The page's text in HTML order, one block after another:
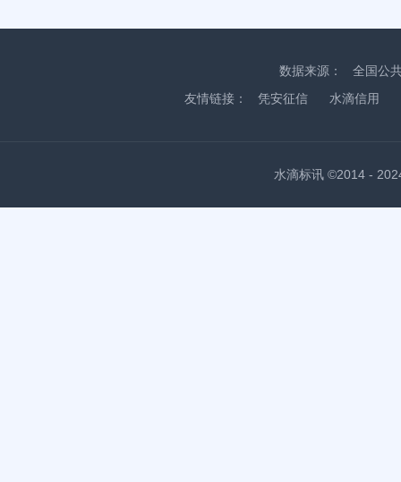
数据来源：
全国公
友情链接：
凭安征信 水滴信用
水滴标讯 ©2014 -